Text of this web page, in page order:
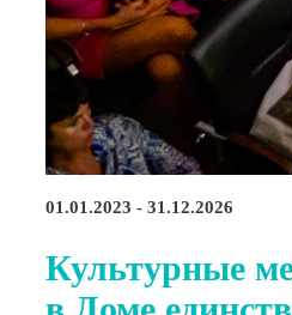
01.01.2023 - 31.12.2026
Культурные